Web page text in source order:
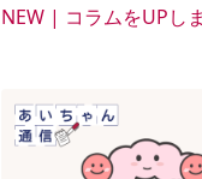
NEW | コラムをUPし